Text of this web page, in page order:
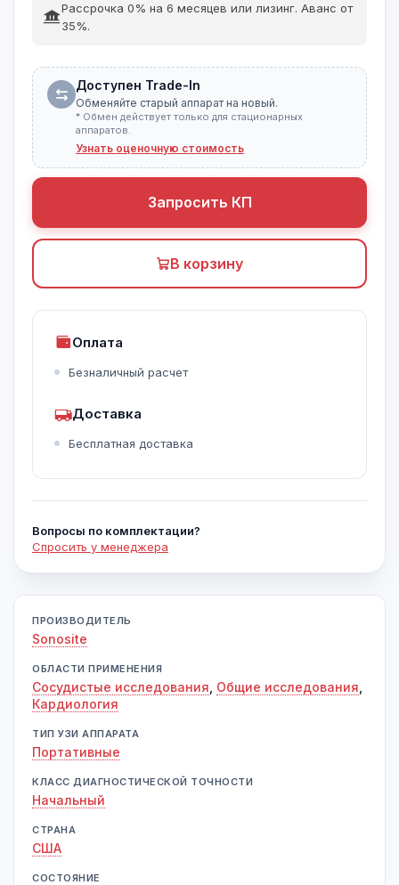
Рассрочка 0% на 6 месяцев или лизинг. Аванс от
35%.
Доступен Trade-In
Обменяйте старый аппарат на новый.
* Обмен действует только для стационарных
аппаратов.
Узнать оценочную стоимость
Запросить КП
В корзину
Оплата
Безналичный расчет
Доставка
Бесплатная доставка
Вопросы по комплектации?
Спросить у менеджера
ПРОИЗВОДИТЕЛЬ
Sonosite
ОБЛАСТИ ПРИМЕНЕНИЯ
Сосудистые исследования Общие исследования
Кардиология
ТИП УЗИ АППАРАТА
Портативные
КЛАСС ДИАГНОСТИЧЕСКОЙ ТОЧНОСТИ
Начальный
СТРАНА
США
СОСТОЯНИЕ